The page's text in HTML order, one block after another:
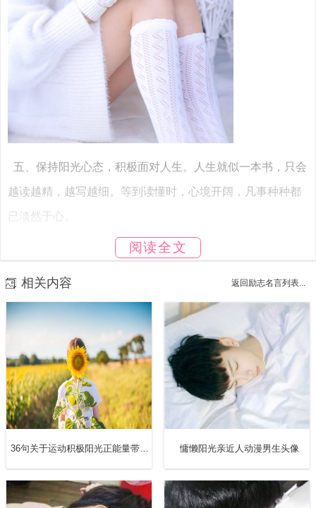
五、保持阳光心态，积极面对人生。人生就似一本书，只会
越读越精，越写越细。等到读懂时，心境开阔，凡事种种都
已淡然于心。
六、在最平凡的生活里，谦卑和努力。总有一天，你会站在
最亮的地方，活成自己曾经渴望的模样。
七、给自己一个目标，给自己一份爱、一份温暖，只为今天
快乐，不为昨天烦恼，面对阳光努力向上，每天活出最灿烂
的自己。
阅读全文
相关内容 返回励志名言列表...
慵懒阳光亲近人动漫男生头像